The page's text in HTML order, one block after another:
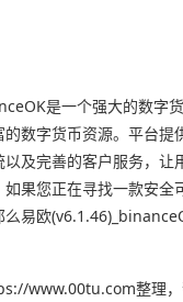
是一个强大的数字
数字货币资源。平台提
及完善的客户服务，让
果您正在寻找一款安全
么易欧
www.00tu.com整理